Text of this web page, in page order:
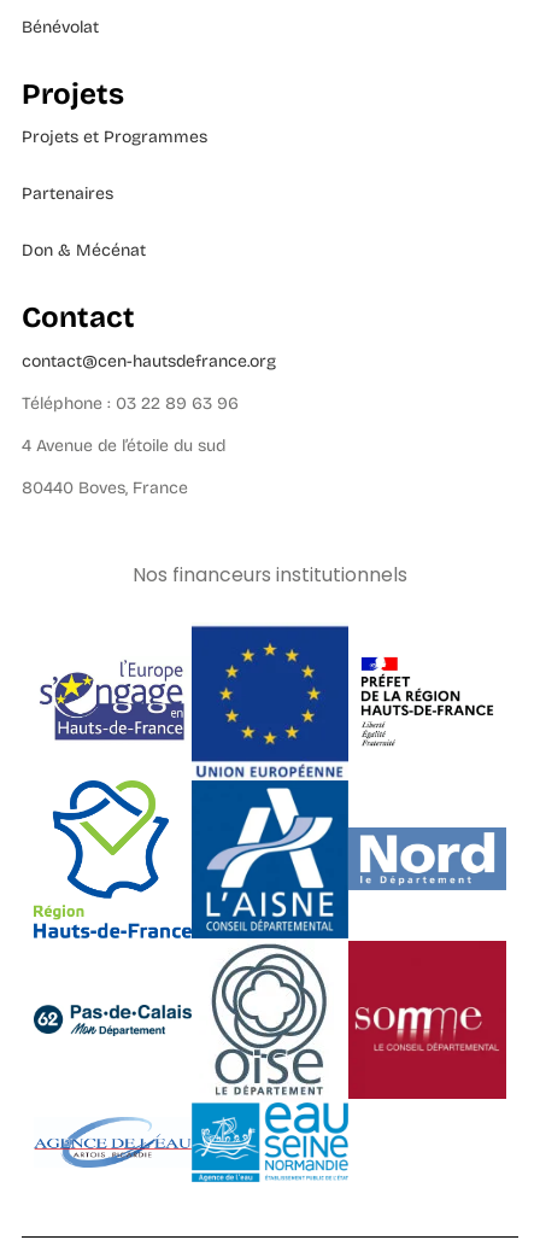
Bénévolat
Projets
Projets et Programmes
Partenaires
Don & Mécénat
Contact
contact@cen-hautsdefrance.org
Téléphone : 03 22 89 63 96
4 Avenue de l’étoile du sud
80440 Boves, France
Nos financeurs institutionnels